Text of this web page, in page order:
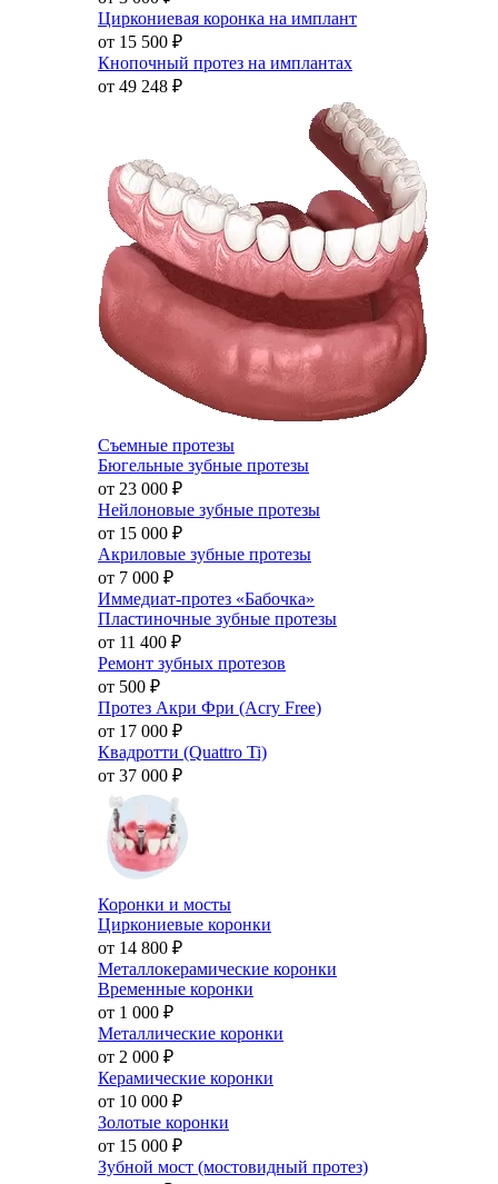
Циркониевая коронка на имплант
от 15 500 ₽
Кнопочный протез на имплантах
от 49 248 ₽
Съемные протезы
Бюгельные зубные протезы
от 23 000 ₽
Нейлоновые зубные протезы
от 15 000 ₽
Акриловые зубные протезы
от 7 000 ₽
Иммедиат-протез «Бабочка»
Пластиночные зубные протезы
от 11 400 ₽
Ремонт зубных протезов
от 500 ₽
Протез Акри Фри (Acry Free)
от 17 000 ₽
Квадротти (Quattro Ti)
от 37 000 ₽
Коронки и мосты
Циркониевые коронки
от 14 800 ₽
Металлокерамические коронки
Временные коронки
от 1 000 ₽
Металлические коронки
от 2 000 ₽
Керамические коронки
от 10 000 ₽
Золотые коронки
от 15 000 ₽
Зубной мост (мостовидный протез)